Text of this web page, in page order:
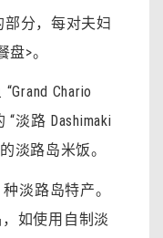
分，每对夫妇
>。
Chario
“淡路 Dashimaki
淡路岛米饭。
淡路岛特产。
如使用自制淡